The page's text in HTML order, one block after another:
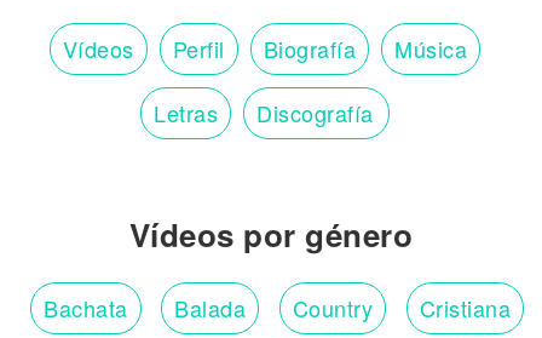
Vídeos Perfil Biografía Música
Letras Discografía
Vídeos por género
Bachata Balada Country Cristiana